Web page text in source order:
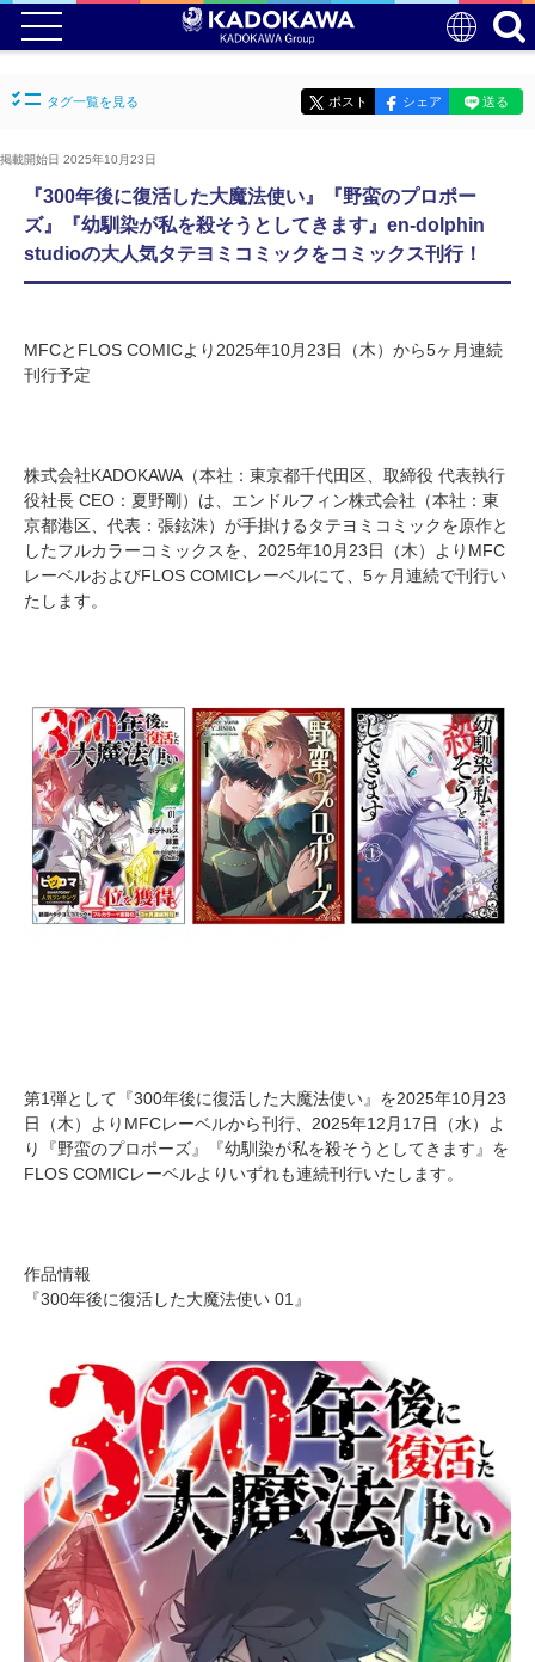
タグ一覧を見る ポスト シェア 送る
掲載開始日 2025年10月23日
『300年後に復活した大魔法使い』『野蛮のプロポー
ズ』『幼馴染が私を殺そうとしてきます』en-dolphin
studioの大人気タテヨミコミックをコミックス刊行！
MFCとFLOS COMICより2025年10月23日（木）から5ヶ月連続
刊行予定
株式会社KADOKAWA（本社：東京都千代田区、取締役 代表執行
役社長 CEO：夏野剛）は、エンドルフィン株式会社（本社：東
京都港区、代表：張鉉洙）が手掛けるタテヨミコミックを原作と
したフルカラーコミックスを、2025年10月23日（木）よりMFC
レーベルおよびFLOS COMICレーベルにて、5ヶ月連続で刊行い
たします。
第1弾として『300年後に復活した大魔法使い』を2025年10月23
日（木）よりMFCレーベルから刊行、2025年12月17日（水）よ
り『野蛮のプロポーズ』『幼馴染が私を殺そうとしてきます』を
FLOS COMICレーベルよりいずれも連続刊行いたします。
作品情報
『300年後に復活した大魔法使い 01』